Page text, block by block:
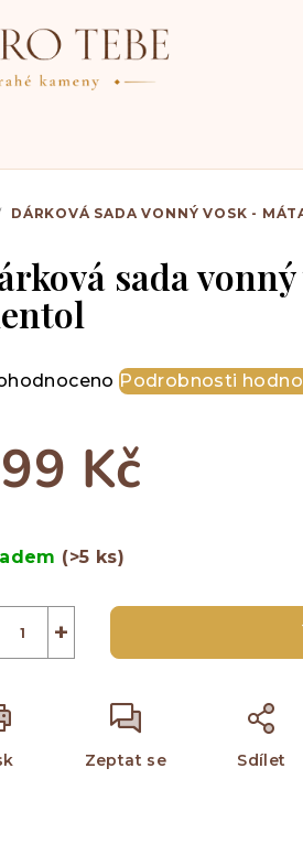
DÁRKOVÁ SADA VONNÝ VOSK -
sada
Podrobnosti
Kč
(>5 ks)
+
Zeptat se Sdílet